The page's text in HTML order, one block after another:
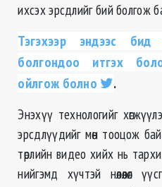
ихсэх эрсдлийг бий болгож
Тэгэхээр эндээс
болгондоо итгэх
ойлгож болно
.
Энэхүү технологийг
эрсдлүүдийг мөн тооцож
төрлийн видео хийх нь
нийгэмд хүчтэй нөлөөлөл